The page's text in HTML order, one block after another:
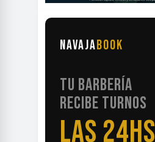
NAVAJABOOK
TU BARBERÍA
RECIBE TURNOS
LAS 24HS